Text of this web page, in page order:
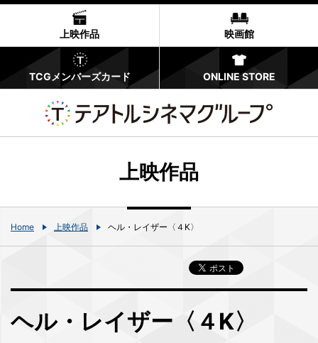
上映作品 映画館
TCGメンバーズカード ONLINE STORE
上映作品
Home 上映作品 ヘル・レイザー〈４K〉
ヘル・レイザー〈４K〉